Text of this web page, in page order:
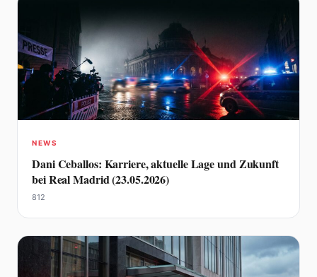
NEWS
Dani Ceballos: Karriere, aktuelle Lage und Zukunft
bei Real Madrid (23.05.2026)
812